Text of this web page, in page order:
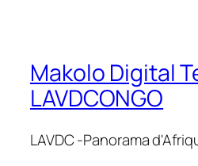
Makolo Digital
LAVDCONGO
LAVDC -Panorama